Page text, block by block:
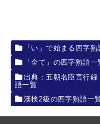
「い」で始まる四字熟
「全て」の四字熟語一
出典：五朝名臣言行
語一覧
漢検2級の四字熟語一